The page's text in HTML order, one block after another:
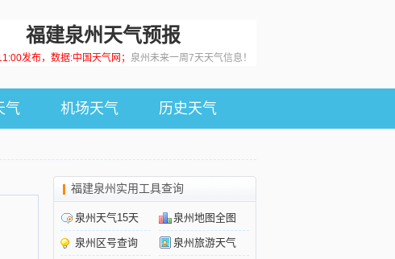
福建泉州天气预报
发布，数据:中国天气网； 泉州未来一周7天天气信息！
气 机场天气 历史天气
福建泉州实用工具查询
泉州天气15天 泉州地图全图
泉州区号查询 泉州旅游天气